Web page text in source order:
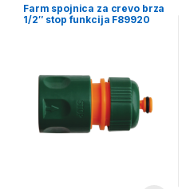
Farm spojnica za crevo brza
1/2″ stop funkcija F89920